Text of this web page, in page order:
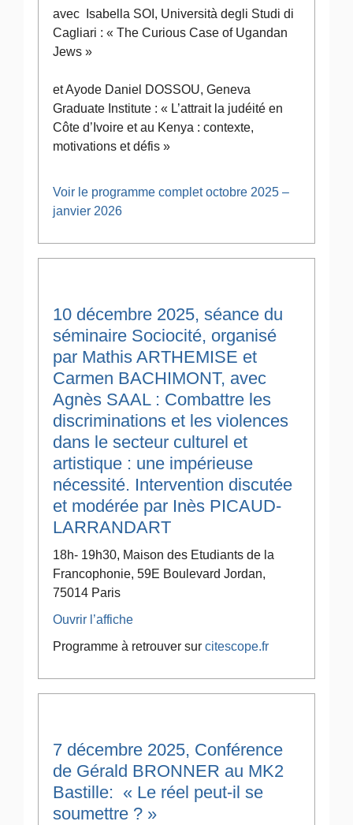
avec Isabella SOI, Università degli Studi di
Cagliari : « The Curious Case of Ugandan
Jews »
et Ayode Daniel DOSSOU, Geneva
Graduate Institute : « L’attrait la judéité en
Côte d’Ivoire et au Kenya : contexte,
motivations et défis »
Voir le programme complet octobre 2025 –
janvier 2026
10 décembre 2025, séance du
séminaire Sociocité, organisé
par Mathis ARTHEMISE et
Carmen BACHIMONT, avec
Agnès SAAL : Combattre les
discriminations et les violences
dans le secteur culturel et
artistique : une impérieuse
nécessité. Intervention discutée
et modérée par Inès PICAUD-
LARRANDART
18h- 19h30, Maison des Etudiants de la
Francophonie, 59E Boulevard Jordan,
75014 Paris
Ouvrir l’affiche
Programme à retrouver sur citescope.fr
7 décembre 2025, Conférence
de Gérald BRONNER au MK2
Bastille: « Le réel peut-il se
soumettre ? »